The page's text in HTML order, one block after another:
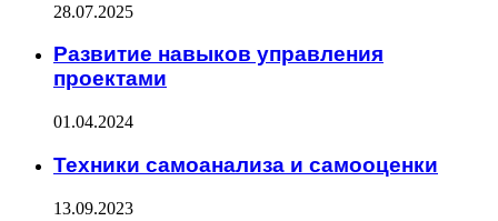
28.07.2025
Развитие навыков управления
проектами
01.04.2024
Техники самоанализа и самооценки
13.09.2023